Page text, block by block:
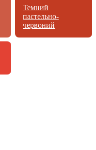
Темний
пастельно-
червоний